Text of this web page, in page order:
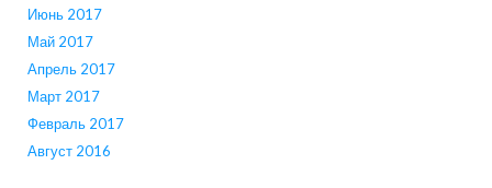
Июнь 2017
Май 2017
Апрель 2017
Март 2017
Февраль 2017
Август 2016